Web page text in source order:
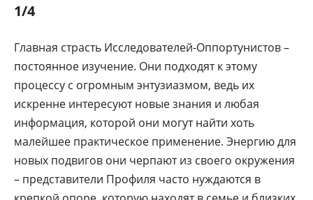
1/4
Главная страсть Исследователей-Оппортунистов –
постоянное изучение. Они подходят к этому
процессу с огромным энтузиазмом, ведь их
искренне интересуют новые знания и любая
информация, которой они могут найти хоть
малейшее практическое применение. Энергию для
новых подвигов они черпают из своего окружения
– представители Профиля часто нуждаются в